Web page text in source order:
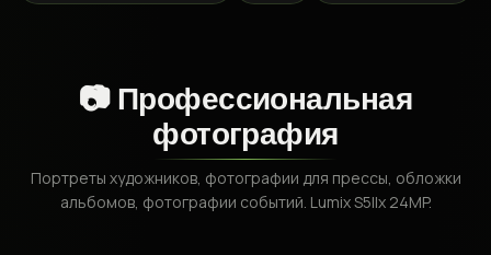
📷 Профессиональная
фотография
Портреты художников, фотографии для прессы, обложки
альбомов, фотографии событий. Lumix S5IIx 24MP.